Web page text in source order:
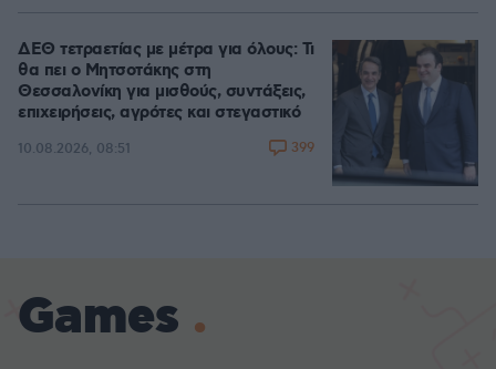
ΔΕΘ τετραετίας με μέτρα για όλους: Τι
θα πει ο Μητσοτάκης στη
Θεσσαλονίκη για μισθούς, συντάξεις,
επιχειρήσεις, αγρότες και στεγαστικό
10.08.2026, 08:51 399
Games